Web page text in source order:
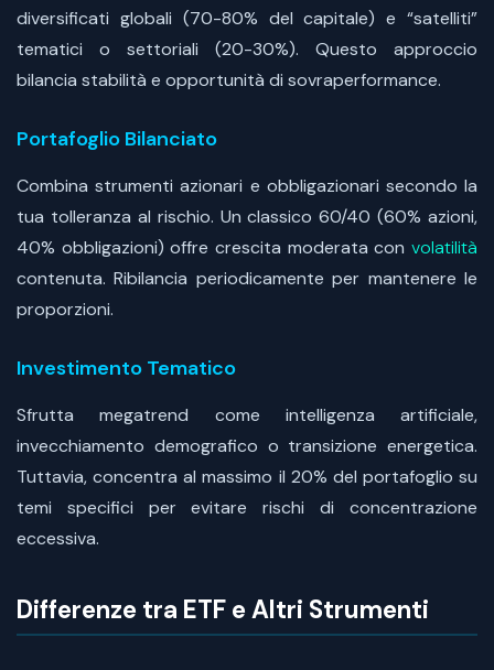
diversificati globali (70-80% del capitale) e “satelliti”
tematici o settoriali (20-30%). Questo approccio
bilancia stabilità e opportunità di sovraperformance.
Portafoglio Bilanciato
Combina strumenti azionari e obbligazionari secondo la
tua tolleranza al rischio. Un classico 60/40 (60% azioni,
40% obbligazioni) offre crescita moderata con volatilità
contenuta. Ribilancia periodicamente per mantenere le
proporzioni.
Investimento Tematico
Sfrutta megatrend come intelligenza artificiale,
invecchiamento demografico o transizione energetica.
Tuttavia, concentra al massimo il 20% del portafoglio su
temi specifici per evitare rischi di concentrazione
eccessiva.
Differenze tra ETF e Altri Strumenti